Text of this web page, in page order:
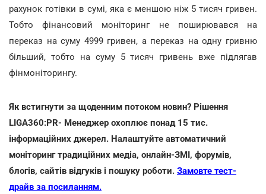
рахунок готівки в сумі, яка є меншою ніж 5 тисяч гривен.
Тобто фінансовий моніторинг не поширювався на
переказ на суму 4999 гривен, а переказ на одну гривню
більший, тобто на суму 5 тисяч гривень вже підлягав
фінмоніторингу.
Як встигнути за щоденним потоком новин? Рішення
LIGA360:PR- Менеджер охоплює понад 15 тис.
інформаційних джерел. Налаштуйте автоматичний
моніторинг традиційних медіа, онлайн-ЗМІ, форумів,
блогів, сайтів відгуків і пошуку роботи. Замовте тест-
драйв за посиланням.